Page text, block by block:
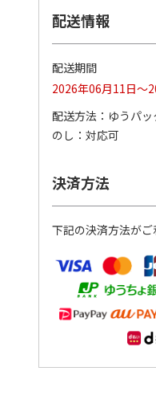
手】グリーティング
（シンプル）（110
円…
4.8（11）
5,500円
(送料別)
配送情報
配送期間
2026年06月11日～
配送方法
ゆうパッ
のし
対応可
決済方法
下記の決済方法がご